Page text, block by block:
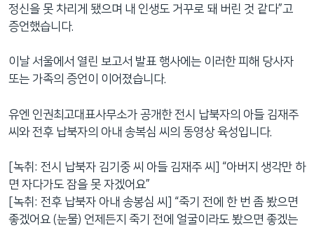
정신을 못 차리게 됐으며 내 인생도 거꾸로 돼 버린 것 같다”고
증언했습니다.
이날 서울에서 열린 보고서 발표 행사에는 이러한 피해 당사자
또는 가족의 증언이 이어졌습니다.
유엔 인권최고대표사무소가 공개한 전시 납북자의 아들 김재주
씨와 전후 납북자의 아내 송복심 씨의 동영상 육성입니다.
[녹취: 전시 납북자 김기중 씨 아들 김재주 씨] “아버지 생각만 하
면 자다가도 잠을 못 자겠어요”
[녹취: 전후 납북자 아내 송봉심 씨] “죽기 전에 한 번 좀 봤으면
좋겠어요 (눈물) 언제든지 죽기 전에 얼굴이라도 봤으면 좋겠는